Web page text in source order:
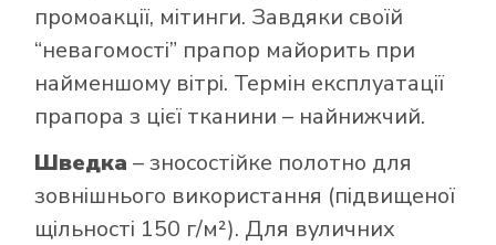
промоакції, мітинги. Завдяки своїй
“невагомості” прапор майорить при
найменшому вітрі. Термін експлуатації
прапора з цієї тканини – найнижчий.
Шведка – зносостійке полотно для
зовнішнього використання (підвищеної
щільності 150 г/м²). Для вуличних